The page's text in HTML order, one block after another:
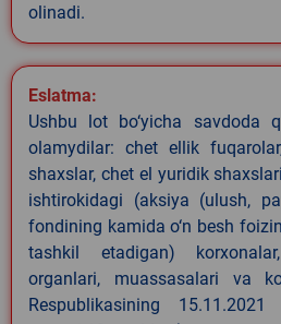
olinadi.
Eslatma:
Ushbu lot bo‘yicha savdoda
olamydilar: chet ellik
shaxslar, chet el yuridik
ishtirokidagi (aksiya (ulush,
fondining kamida o‘n besh
tashkil etadigan)
organlari, muassasalari va
Respublikasining 15.11.2021